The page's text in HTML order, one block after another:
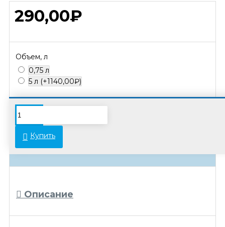
290,00₽
Объем, л
0,75 л
5 л (+1140,00₽)
Купить
В связи с переоценкой товара стоимость
некоторых позиций может отличаться от
указанной на сайте. Просьба уточнять
актуальные цены у менеджеров.
Описание